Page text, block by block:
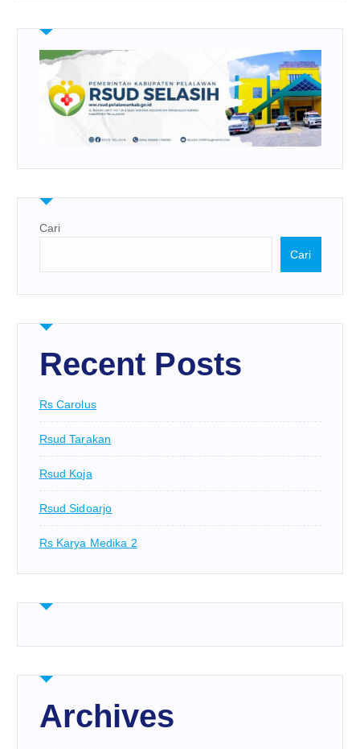
Cari
Cari
Recent Posts
Rs Carolus
Rsud Tarakan
Rsud Koja
Rsud Sidoarjo
Rs Karya Medika 2
Archives